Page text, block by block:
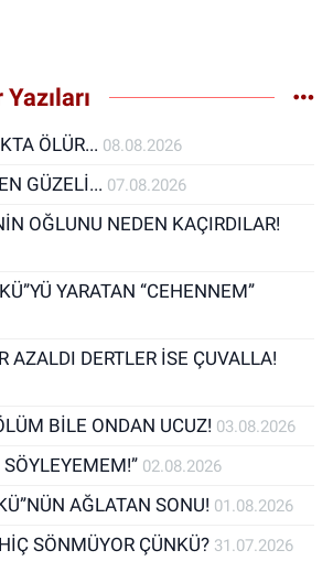
ÖLÜR... 08.08.2026
GÜZELİ... 07.08.2026
OĞLUNU NEDEN KAÇIRDILAR!
YARATAN “CEHENNEM”
AZALDI DERTLER İSE ÇUVALLA!
BİLE ONDAN UCUZ! 03.08.2026
02.08.2026
AĞLATAN SONU! 01.08.2026
SÖNMÜYOR ÇÜNKÜ? 31.07.2026